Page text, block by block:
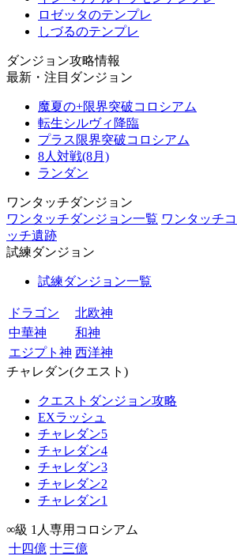
ロゼッタのテンプレ
しづるのテンプレ
ダンジョン攻略情報
最新・注目ダンジョン
魔夏の+限界突破コロシアム
転生シルヴィ降臨
プラス限界突破コロシアム
8人対戦(8月)
ランダン
ワンタッチダンジョン
ワンタッチダンジョン一覧 ワンタッチ
ッチ遺跡
試練ダンジョン
試練ダンジョン一覧
ドラゴン
北欧神
中華神
和神
エジプト神 西洋神
チャレダン(クエスト)
クエストダンジョン攻略
EXラッシュ
チャレダン5
チャレダン4
チャレダン3
チャレダン2
チャレダン1
∞級 1人専用コロシアム
十四億 十三億